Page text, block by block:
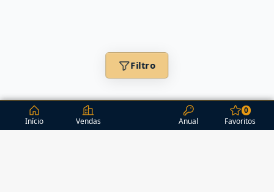
Filtro
Início Vendas Anual
0
Favoritos